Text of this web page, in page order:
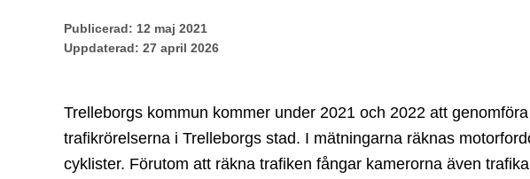
Publicerad: 12 maj 2021
Uppdaterad: 27 april 2026
Trelleborgs kommun kommer under 2021 och 2022 att
trafikrörelserna i Trelleborgs stad. I mätningarna räknas
cyklister. Förutom att räkna trafiken fångar kamerorna även